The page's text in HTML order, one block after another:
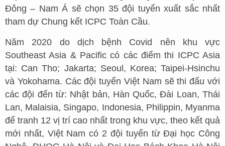
Đông – Nam Á sẽ chọn 35 đội tuyển xuất sắc nhất
tham dự Chung kết ICPC Toàn Cầu.
Năm 2020 do dịch bệnh Covid nên khu vực
Southeast Asia & Pacific có các điểm thi ICPC Asia
tại: Can Tho; Jakarta; Seoul, Korea; Taipei-Hsinchu
và Yokohama. Các đội tuyển Việt Nam sẽ thi đấu với
các đội đến từ: Nhật bản, Hàn Quốc, Đài Loan, Thái
Lan, Malaisia, Singapo, Indonesia, Philippin, Myanma
để tranh 12 vị trí cao nhất trong khu vực, theo kết quả
mới nhất, Việt Nam có 2 đội tuyển từ Đại học Công